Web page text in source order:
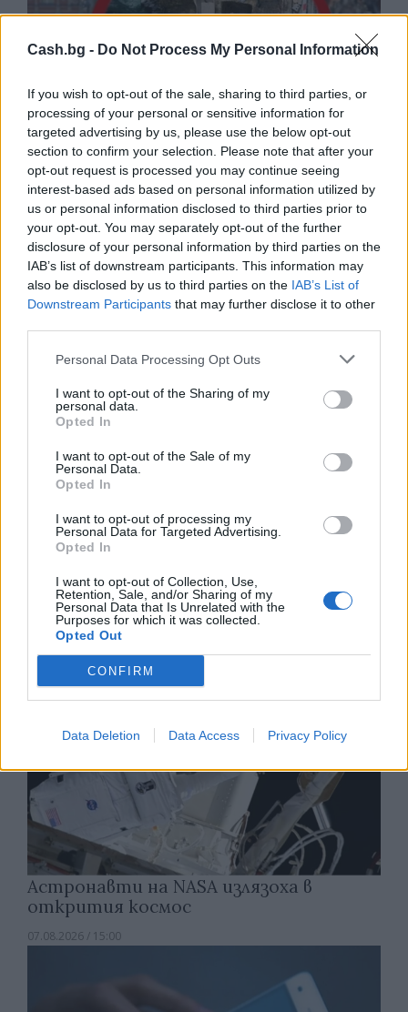
Cash.bg - Do Not Process My Personal Information
If you wish to opt-out of the sale, sharing to third parties, or
processing of your personal or sensitive information for
targeted advertising by us, please use the below opt-out
section to confirm your selection. Please note that after your
opt-out request is processed you may continue seeing
interest-based ads based on personal information utilized by
us or personal information disclosed to third parties prior to
your opt-out. You may separately opt-out of the further
disclosure of your personal information by third parties on the
IAB’s list of downstream participants. This information may
also be disclosed by us to third parties on the IAB’s List of
Downstream Participants that may further disclose it to other
Personal Data Processing Opt Outs
I want to opt-out of the Sharing of my
personal data.
Opted In
I want to opt-out of the Sale of my
Personal Data.
Opted In
I want to opt-out of processing my
Personal Data for Targeted Advertising.
Opted In
I want to opt-out of Collection, Use,
Retention, Sale, and/or Sharing of my
Personal Data that Is Unrelated with the
Purposes for which it was collected.
Opted Out
CONFIRM
Data Deletion Data Access Privacy Policy
Древен храм на почти 900 години
откриха под кафене за сладолед в
Полша
07.08.2026 / 16:00
Изкуствен интелект за първи път
създаде нови жизнеспособни вируси
07.08.2026 / 15:30
Астронавти на NASA излязоха в
открития космос
07.08.2026 / 15:00